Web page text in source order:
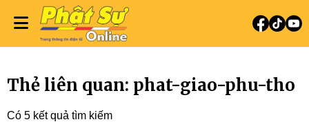
Thẻ liên quan: phat-giao-phu-tho
Có 5 kết quả tìm kiếm